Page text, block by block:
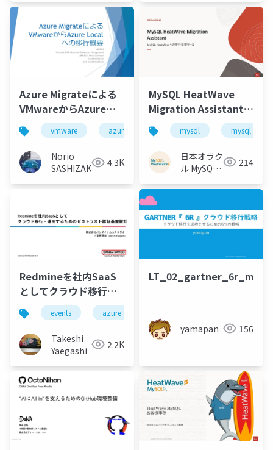
Azure Migrateによる
VMwareからAzure
Localへの移行概要
vmware azure local azure migrate
Norio
SASHIZAKI
4.3K
MySQL HeatWave
Migration Assistant機
能紹介mysql mysql
日本オラク
ル MySQL
チーム
214
Redmineを社内SaaS
としてクラウド移行・
運用するためのゼロト
ラスト認証基盤設計
events azure
Takeshi
Yaegashi
2.2K
yamapan 156